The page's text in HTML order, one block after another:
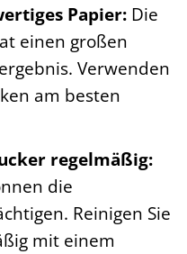
Papier:Die
einen großen
Verwenden
am besten
regelmäßig:
die
Reinigen Sie
mit einem